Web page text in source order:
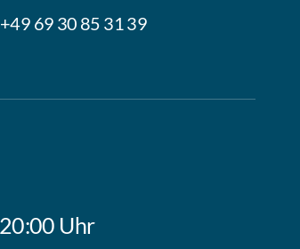
+49 69 30 85 31 39
Uhr